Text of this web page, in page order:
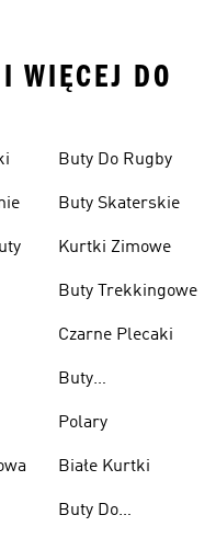
WIĘCEJ DO
Buty Do Rugby
Buty Skaterskie
Kurtki Zimowe
Buty Trekkingowe
Czarne Plecaki
Buty
Polary
Białe Kurtki
Buty Do